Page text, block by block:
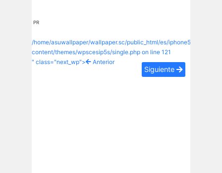
PR
/home/asuwallpaper/wallpaper.sc/public_html/es/iphone5s/wp-
content/themes/wpscesip5s/single.php on line 121
" class="next_wp">
Anterior
Siguiente